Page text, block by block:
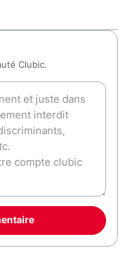
Clubic.